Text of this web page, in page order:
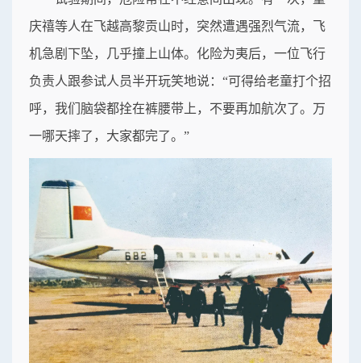
庆禧等人在飞越高黎贡山时，突然遭遇强烈气流，飞
机急剧下坠，几乎撞上山体。化险为夷后，一位飞行
负责人跟参试人员半开玩笑地说：“可得给老童打个招
呼，我们脑袋都拴在裤腰带上，不要再加航次了。万
一哪天摔了，大家都完了。”